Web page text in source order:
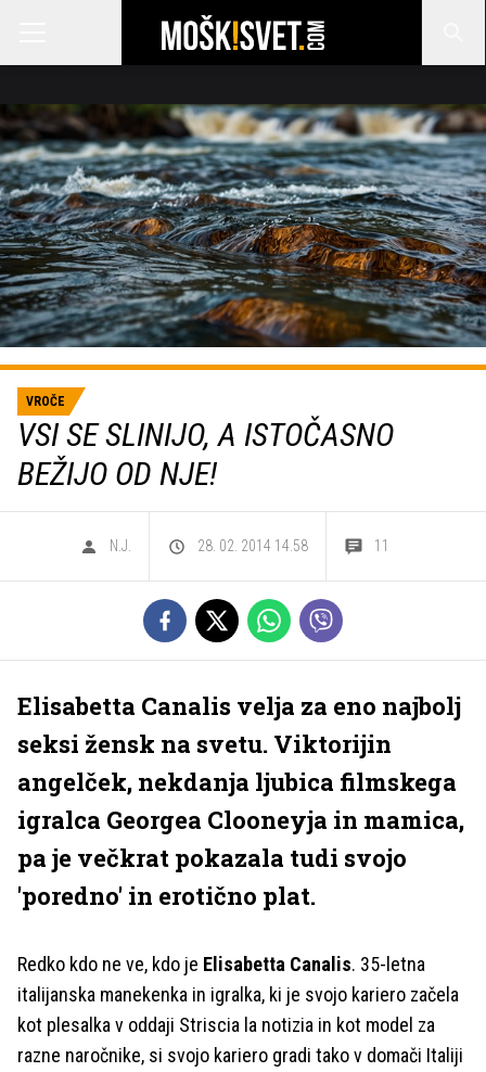
VROČE
VSI SE SLINIJO, A ISTOČASNO
BEŽIJO OD NJE!
N.J. 28. 02. 2014 14.58 11
Elisabetta Canalis velja za eno najbolj
seksi žensk na svetu. Viktorijin
angelček, nekdanja ljubica filmskega
igralca Georgea Clooneyja in mamica,
pa je večkrat pokazala tudi svojo
'poredno' in erotično plat.
Redko kdo ne ve, kdo je Elisabetta Canalis. 35-letna
italijanska manekenka in igralka, ki je svojo kariero začela
kot plesalka v oddaji Striscia la notizia in kot model za
razne naročnike, si svojo kariero gradi tako v domači Italiji